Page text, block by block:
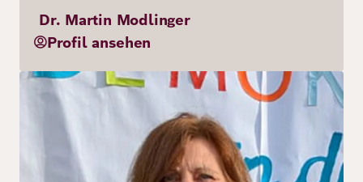
Dr. Martin Modlinger
Profil ansehen
Bild